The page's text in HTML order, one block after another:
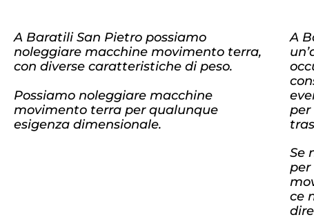
A Baratili San Pietro possiamo
noleggiare macchine movimento terra,
con diverse caratteristiche di peso.
Possiamo noleggiare macchine
movimento terra per qualunque
esigenza dimensionale.
A
per
Se
per
ce